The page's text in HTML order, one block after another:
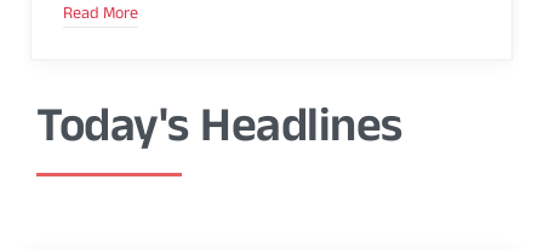
Read More
Today's Headlines